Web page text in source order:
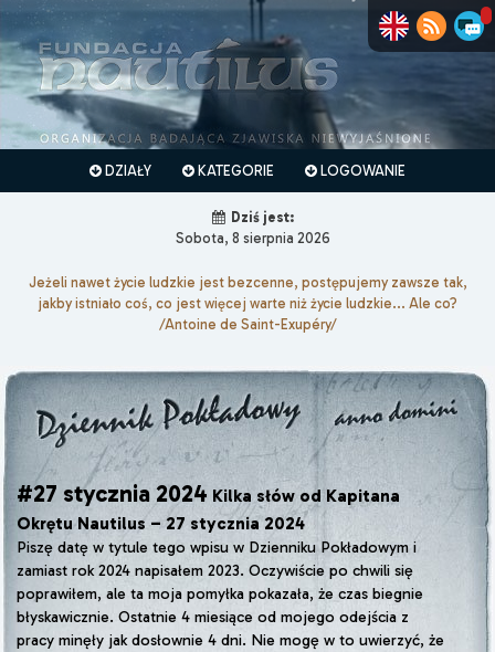
DZIAŁY KATEGORIE LOGOWANIE
Dziś jest:
Sobota, 8 sierpnia 2026
Jeżeli nawet życie ludzkie jest bezcenne, postępujemy zawsze tak,
jakby istniało coś, co jest więcej warte niż życie ludzkie... Ale co?
/Antoine de Saint-Exupéry/
#27 stycznia 2024 Kilka słów od Kapitana
Okrętu Nautilus – 27 stycznia 2024
Piszę datę w tytule tego wpisu w Dzienniku Pokładowym i
zamiast rok 2024 napisałem 2023. Oczywiście po chwili się
poprawiłem, ale ta moja pomyłka pokazała, że czas biegnie
błyskawicznie. Ostatnie 4 miesiące od mojego odejścia z
pracy minęły jak dosłownie 4 dni. Nie mogę w to uwierzyć, że